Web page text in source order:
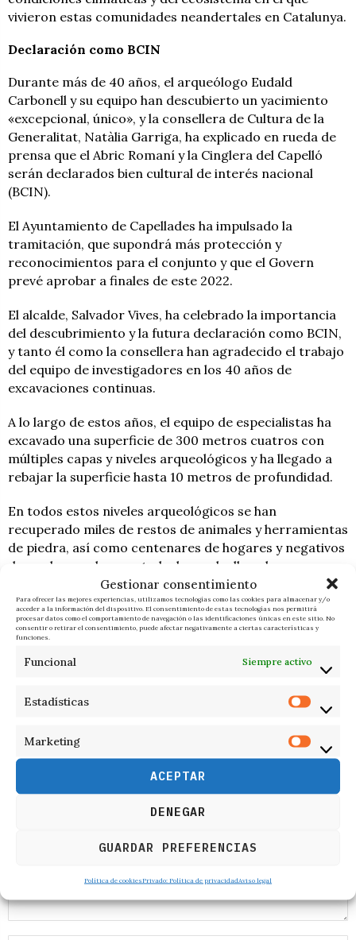
Gestionar consentimiento
Para ofrecer las mejores experiencias, utilizamos tecnologías como las cookies para almacenar y/o
acceder a la información del dispositivo. El consentimiento de estas tecnologías nos permitirá
procesar datos como el comportamiento de navegación o las identificaciones únicas en este sitio. No
consentir o retirar el consentimiento, puede afectar negativamente a ciertas características y
funciones.
Funcional Siempre activo
Estadísticas
Marketing
ACEPTAR
DENEGAR
GUARDAR PREFERENCIAS
Política de cookiesPrivado: Política de privacidadAviso legal
vivieron estas comunidades neandertales en Catalunya.
Declaración como BCIN
Durante más de 40 años, el arqueólogo Eudald
Carbonell y su equipo han descubierto un yacimiento
«excepcional, único», y la consellera de Cultura de la
Generalitat, Natàlia Garriga, ha explicado en rueda de
prensa que el Abric Romaní y la Cinglera del Capelló
serán declarados bien cultural de interés nacional
(BCIN).
El Ayuntamiento de Capellades ha impulsado la
tramitación, que supondrá más protección y
reconocimientos para el conjunto y que el Govern
prevé aprobar a finales de este 2022.
El alcalde, Salvador Vives, ha celebrado la importancia
del descubrimiento y la futura declaración como BCIN,
y tanto él como la consellera han agradecido el trabajo
del equipo de investigadores en los 40 años de
excavaciones continuas.
A lo largo de estos años, el equipo de especialistas ha
excavado una superficie de 300 metros cuatros con
múltiples capas y niveles arqueológicos y ha llegado a
rebajar la superficie hasta 10 metros de profundidad.
En todos estos niveles arqueológicos se han
recuperado miles de restos de animales y herramientas
de piedra, así como centenares de hogares y negativos
de madera en buen estado, lo que ha llevado a
considerar el yacimiento del Abric Romaní «uno de los
más importantes para entender el comportamiento
neandertal».
ÚLTIMAS NOTICIAS